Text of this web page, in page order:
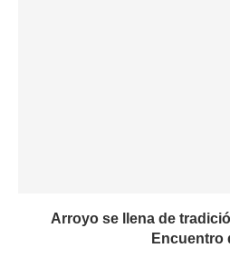
Arroyo se llena de
Encuentro